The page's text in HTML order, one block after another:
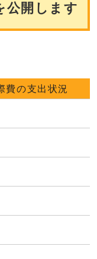
公開します
費の支出状況